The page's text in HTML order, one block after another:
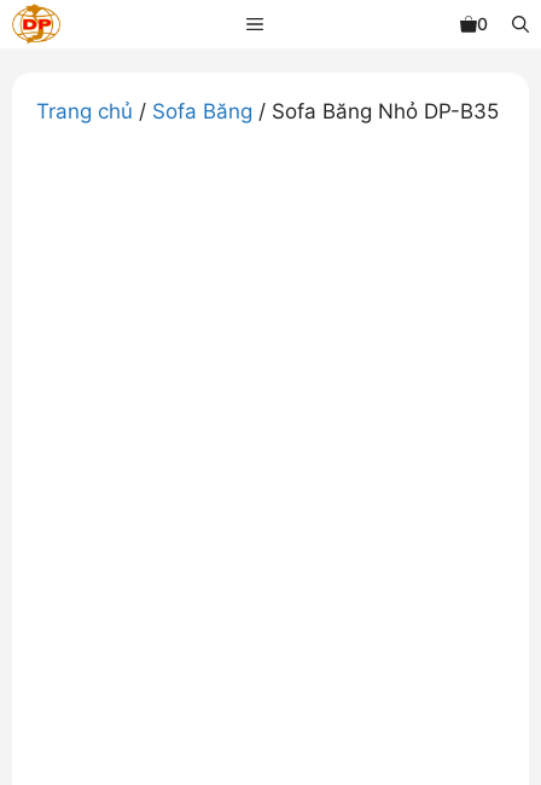
Chuyển
đến
dung
MENU 0
Trang chủ / Sofa Băng / Sofa Băng Nhỏ DP-B35